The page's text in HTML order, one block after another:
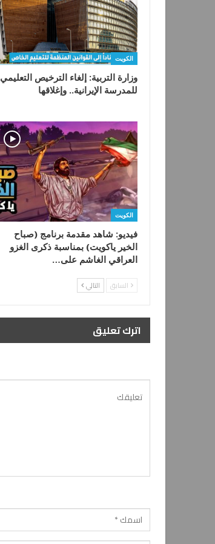
الكويت
وزارة التربية: إلغاء الترخيص التعليمي
للمدرسة الإيرانية.. وإغلاقها
الكويت
فيديو: شاهد مقدمة برنامج (صباح
الخير ياكويت) بمناسبة ذكرى الغزو
العراقي الغاشم على…
السابق التالي
اترك تعليق